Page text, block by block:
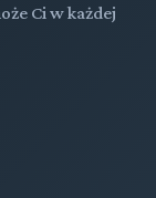
Ci w każdej